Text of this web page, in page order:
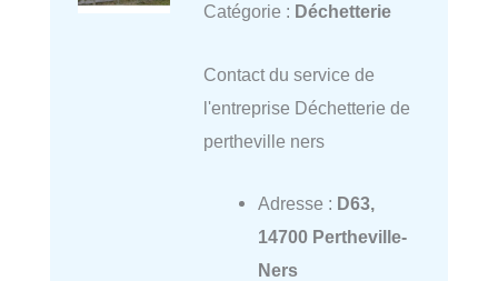
Catégorie : Déchetterie
Contact du service de
l'entreprise Déchetterie de
pertheville ners
Adresse : D63,
14700 Pertheville-
Ners